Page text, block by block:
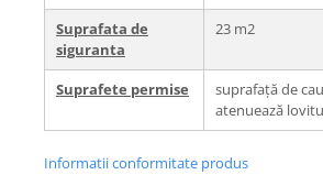
Suprafata de
siguranta
23 m2
Suprafete permise
suprafață de
atenuează
Informatii conformitate produs